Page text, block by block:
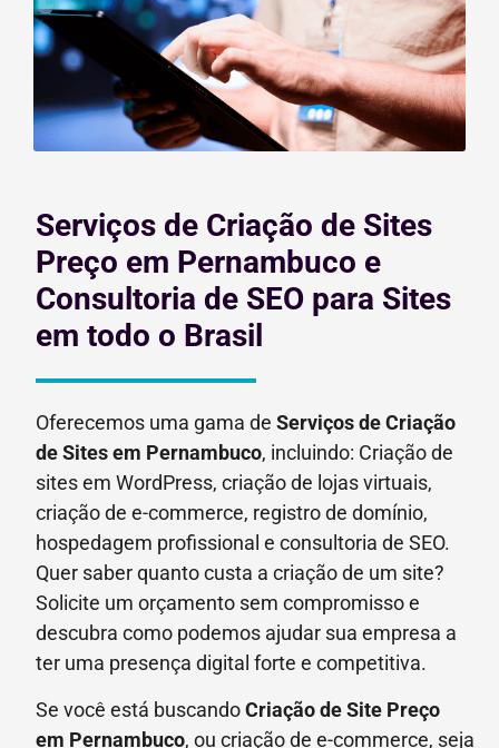
Serviços de Criação de Sites
Preço em Pernambuco e
Consultoria de SEO para Sites
em todo o Brasil
Oferecemos uma gama de Serviços de Criação
de Sites em Pernambuco, incluindo: Criação de
sites em WordPress, criação de lojas virtuais,
criação de e-commerce, registro de domínio,
hospedagem profissional e consultoria de SEO.
Quer saber quanto custa a criação de um site?
Solicite um orçamento sem compromisso e
descubra como podemos ajudar sua empresa a
ter uma presença digital forte e competitiva.
Se você está buscandoCriação de Site Preço
em Pernambuco, ou criação de e-commerce, seja